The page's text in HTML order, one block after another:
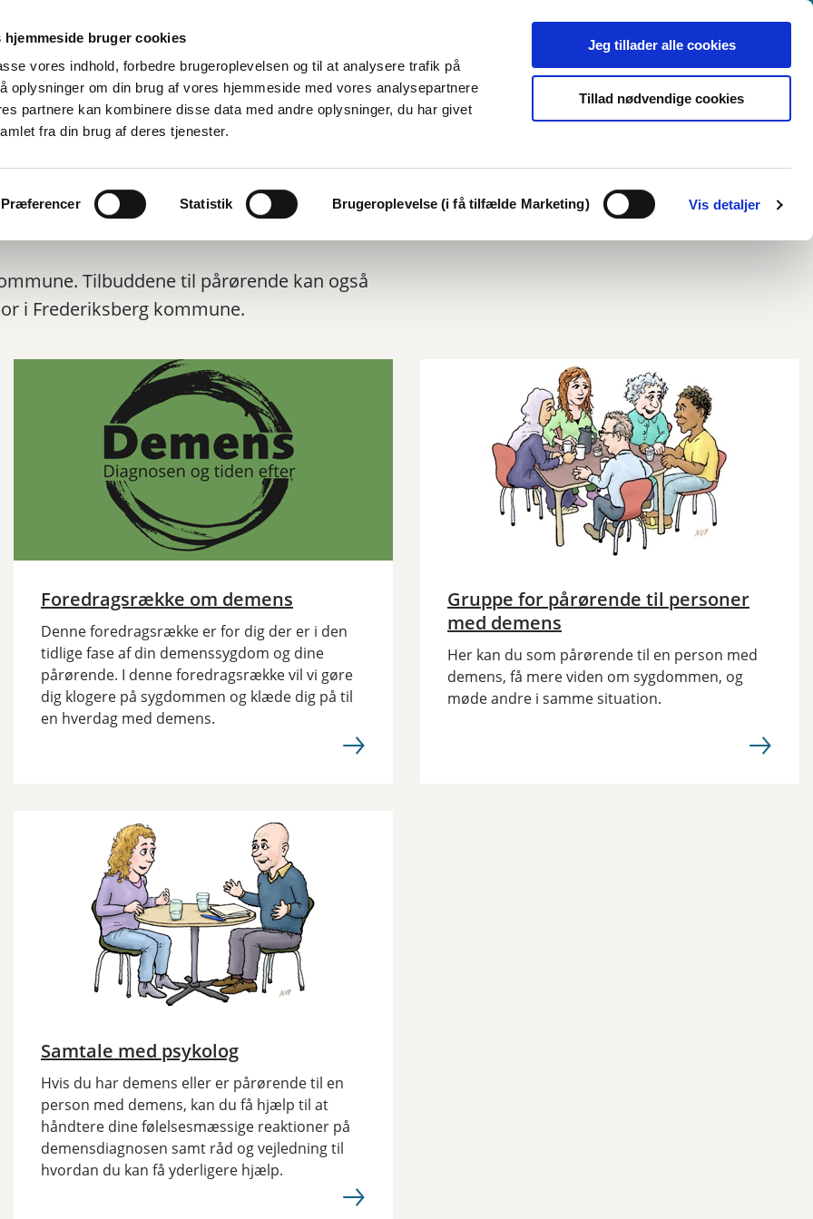
bruger cookies
vores indhold, forbedre brugeroplevelsen og til at analysere trafik på
oplysninger om din brug af vores hjemmeside med vores analysepartnere
partnere kan kombinere disse data med andre oplysninger, du har givet
fra din brug af deres tjenester.
Præferencer Statistik Brugeroplevelse (i få tilfælde Marketing) Vis detaljer
Jeg tillader alle cookies
Tillad nødvendige cookies
Tilbuddene til pårørende kan også
i Frederiksberg kommune.
Foredragsrække om demens
Denne foredragsrække er for dig der er i den
tidlige fase af din demenssygdom og dine
pårørende. I denne foredragsrække vil vi gøre
dig klogere på sygdommen og klæde dig på til
en hverdag med demens.
Gruppe for pårørende til personer
med demens
Her kan du som pårørende til en person med
demens, få mere viden om sygdommen, og
møde andre i samme situation.
Samtale med psykolog
Hvis du har demens eller er pårørende til en
person med demens, kan du få hjælp til at
håndtere dine følelsesmæssige reaktioner på
demensdiagnosen samt råd og vejledning til
hvordan du kan få yderligere hjælp.